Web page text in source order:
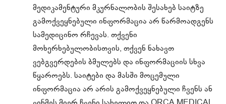
მედიკამენტური მკურნალობის შესახებ საიტზე
გამოქვეყნებული ინფორმაცია არ წარმოადგენს
სამედიცინო რჩევას. თქვენი
მოხერხებულობისთვის, თქვენ ნახავთ
ვებგვერდების ბმულებს და ინფორმაციის სხვა
წყაროებს. საიტები და მასში მოცემული
ინფორმაცია არ არის გამოქვეყნებული ჩვენს ან